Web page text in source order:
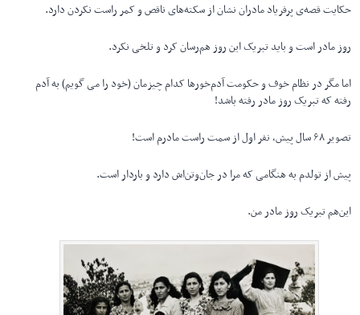
حکایت قصه‌ی پرفریاد مادران نشان از سکته‌های ناقص و کمر راست نکردن دارد.
روز مادر است و باید تبریک این روز هم‌رسان کرد و تلخی نکرد.
اما مگر در نظام خوف و حکومت آدم‌خورها کدام چیزمان (خود را می گویم) به آدم
رفته که تبریک روز مادر رفته باشد!
تصویر ۶۸ سال پیش، نفر اول از سمت راست مادرم است!
پیش از تولدم به هنگامی که مرا در جان‌و‌تن‌اش دارد و باردار است.
این‌‌هم تبریک روز مادر من.